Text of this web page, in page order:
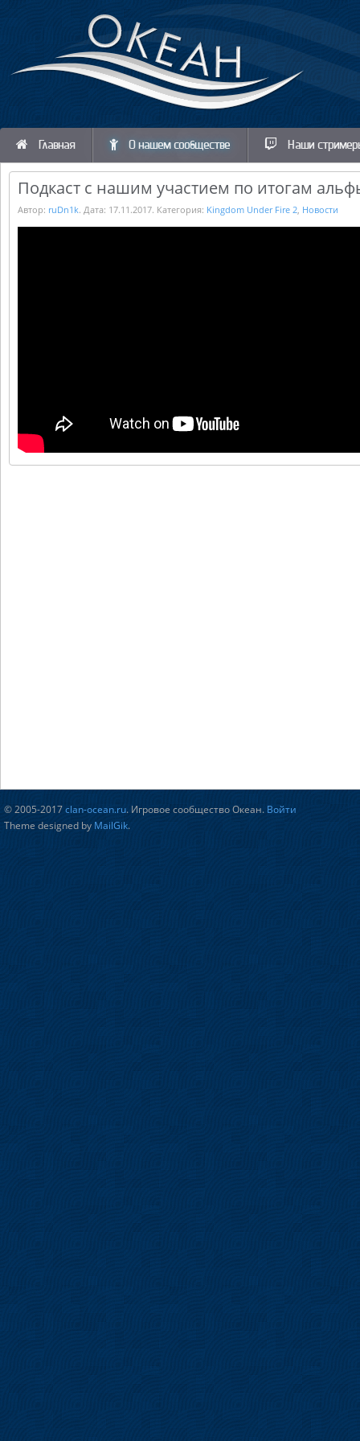
Главная О нашем сообществе Наши
Подкаст с нашим участием по итогам
Автор: ruDn1k. Дата: 17.11.2017. Категория: Kingdom Under Fire 2, Новости
© 2005-2017clan-ocean.ru. Игровое сообщество Океан. Войти
Theme designed by MailGik.